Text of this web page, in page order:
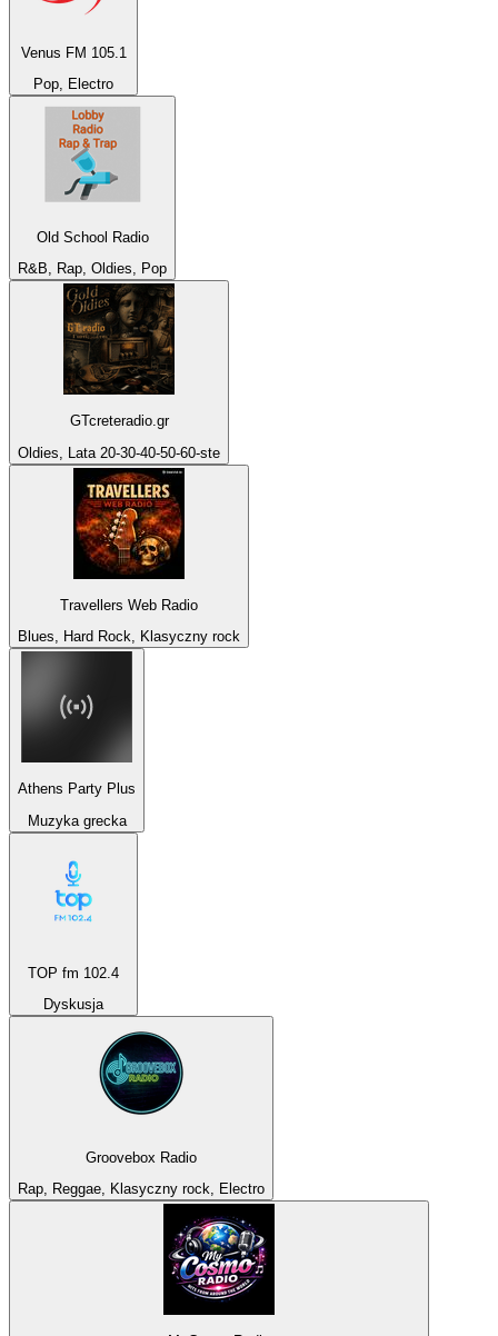
Venus FM 105.1
Pop, Electro
Old School Radio
R&B, Rap, Oldies, Pop
GTcreteradio.gr
Oldies, Lata 20-30-40-50-60-ste
Travellers Web Radio
Blues, Hard Rock, Klasyczny rock
Athens Party Plus
Muzyka grecka
TOP fm 102.4
Dyskusja
Groovebox Radio
Rap, Reggae, Klasyczny rock, Electro